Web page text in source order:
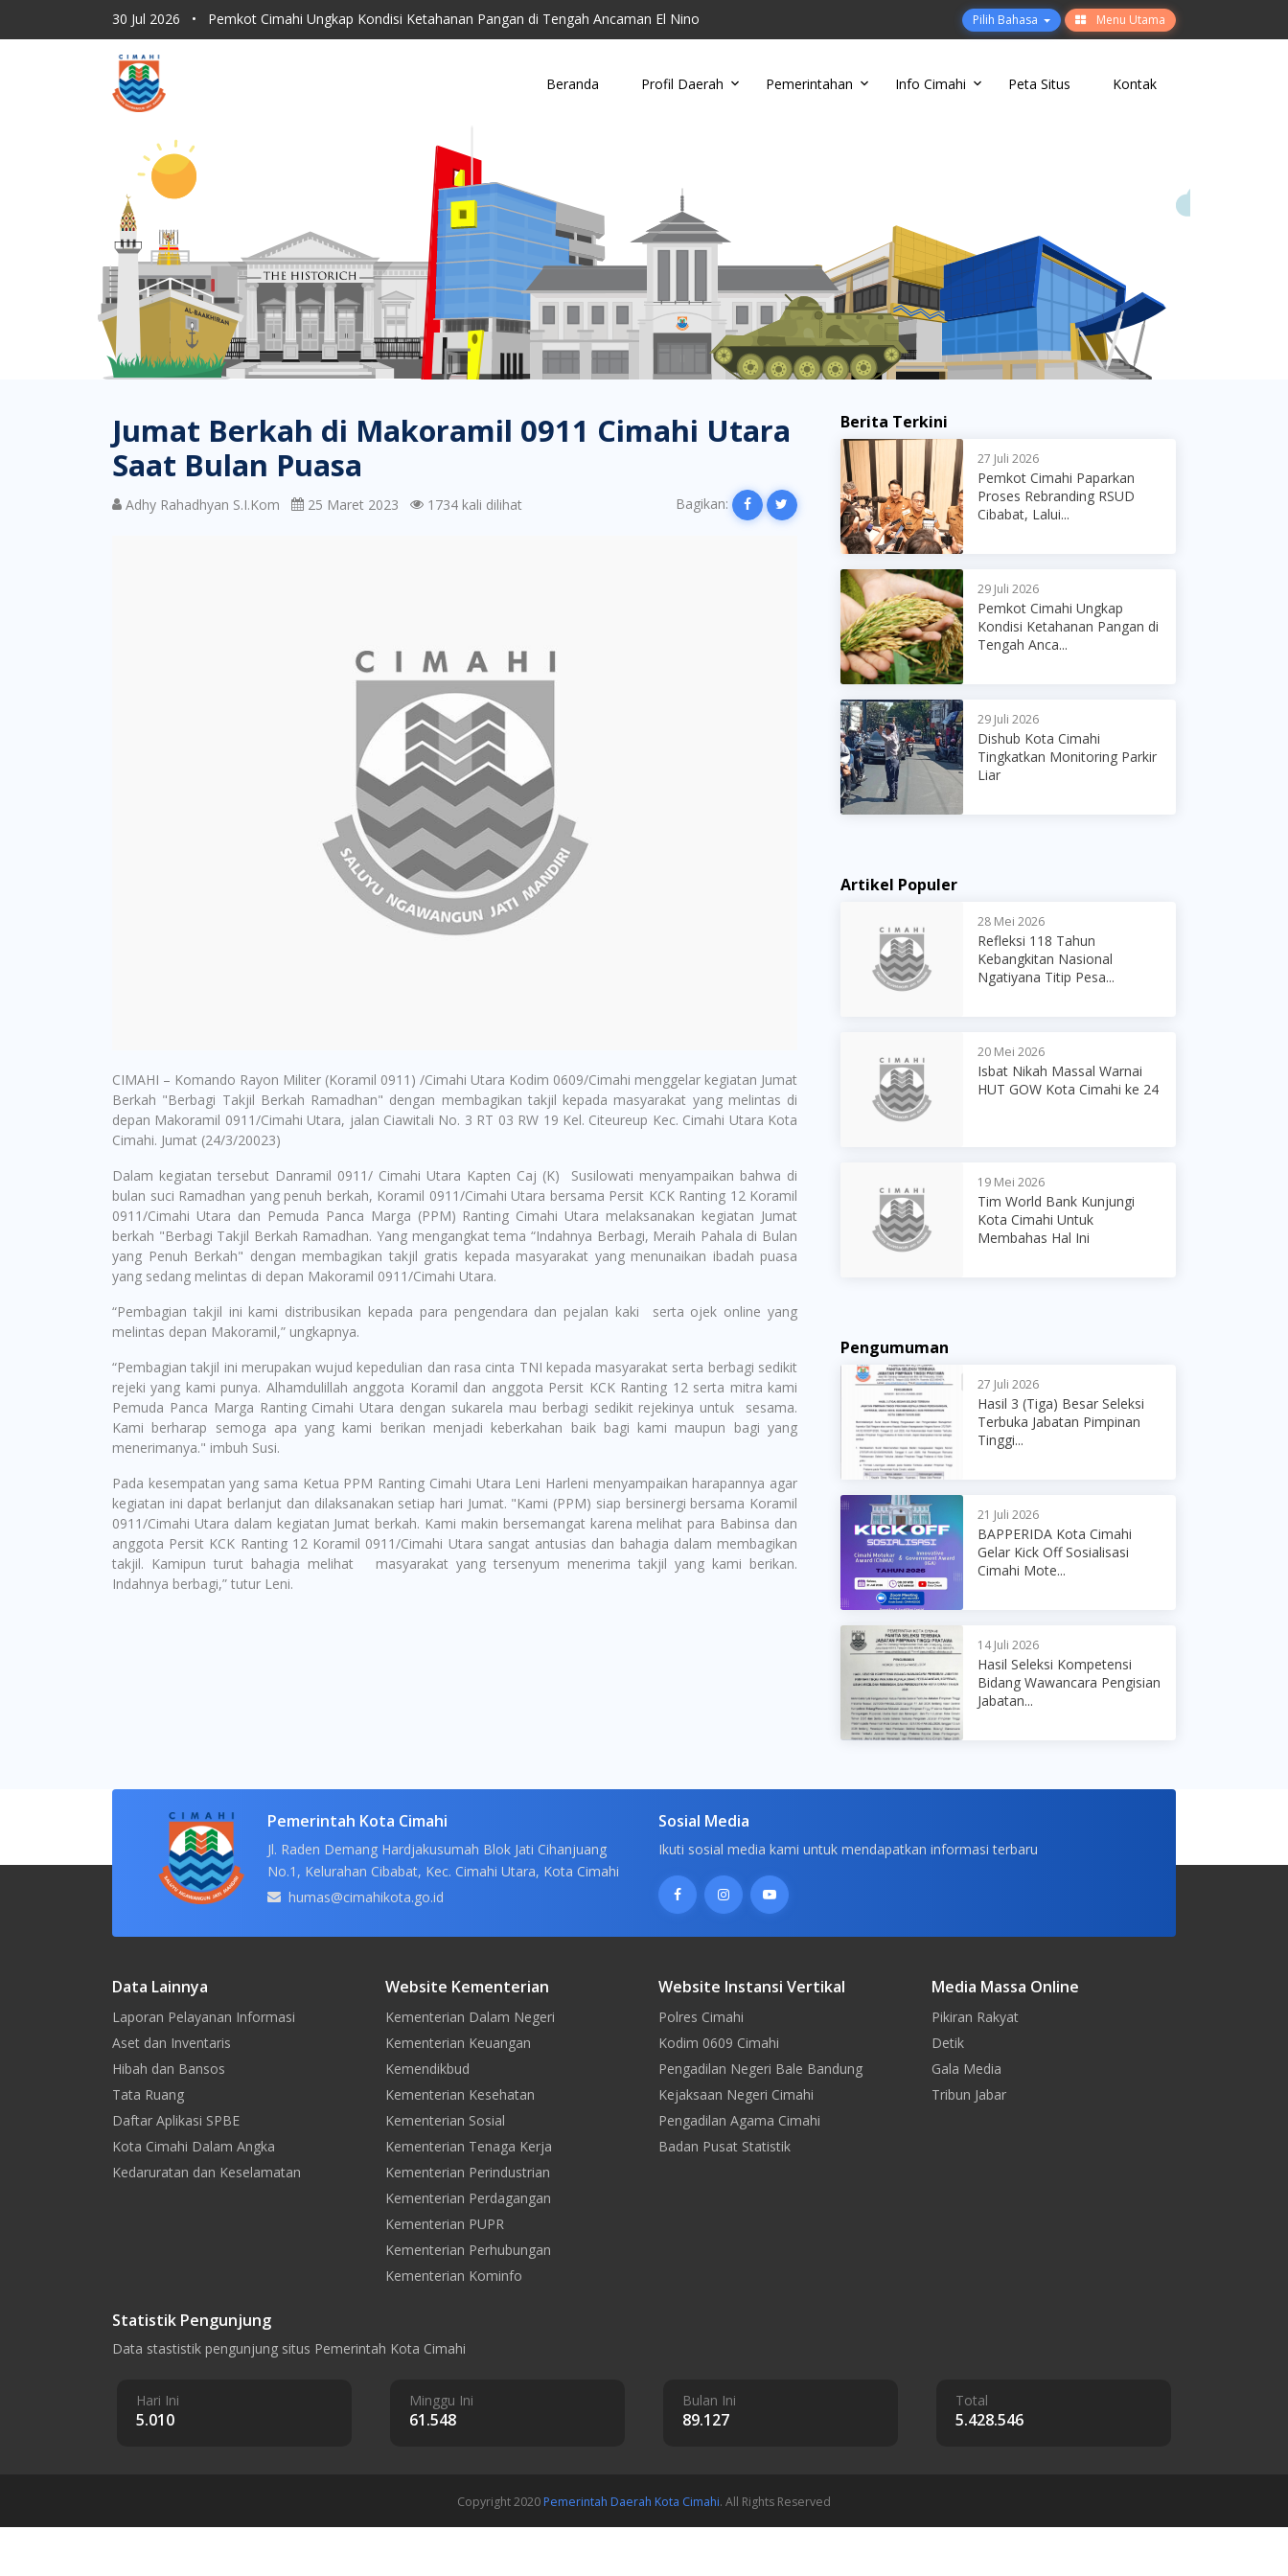
30 Jul 2026 •
Pemkot Cimahi Ungkap Kondisi Ketahanan Pangan di Tengah Ancaman El Nino
30 Jul 2026 • Dishub Kota Cimahi Tingkatkan Monitoring Parkir Liar
30 Jul 2026
30 Jul 2026
Lahan Kering Terbakar Saat Kemarau, Damkar Cimahi Minta Warga Tidak Buang Puntun...
30 Jul 2026
Pilih Bahasa Menu Utama
Beranda Profil Daerah Pemerintahan Info Cimahi Peta Situs Kontak
Jumat Berkah di Makoramil 0911 Cimahi Utara
Saat Bulan Puasa
Adhy Rahadhyan S.I.Kom 25 Maret 2023 1734 kali dilihat Bagikan:
CIMAHI – Komando Rayon Militer (Koramil 0911) /Cimahi Utara Kodim 0609/Cimahi menggelar kegiatan Jumat
Berkah "Berbagi Takjil Berkah Ramadhan" dengan membagikan takjil kepada masyarakat yang melintas di
depan Makoramil 0911/Cimahi Utara, jalan Ciawitali No. 3 RT 03 RW 19 Kel. Citeureup Kec. Cimahi Utara Kota
Cimahi. Jumat (24/3/20023)
Dalam kegiatan tersebut Danramil 0911/ Cimahi Utara Kapten Caj (K) Susilowati menyampaikan bahwa di
bulan suci Ramadhan yang penuh berkah, Koramil 0911/Cimahi Utara bersama Persit KCK Ranting 12 Koramil
0911/Cimahi Utara dan Pemuda Panca Marga (PPM) Ranting Cimahi Utara melaksanakan kegiatan Jumat
berkah "Berbagi Takjil Berkah Ramadhan. Yang mengangkat tema “Indahnya Berbagi, Meraih Pahala di Bulan
yang Penuh Berkah" dengan membagikan takjil gratis kepada masyarakat yang menunaikan ibadah puasa
yang sedang melintas di depan Makoramil 0911/Cimahi Utara.
“Pembagian takjil ini kami distribusikan kepada para pengendara dan pejalan kaki serta ojek online yang
melintas depan Makoramil,” ungkapnya.
“Pembagian takjil ini merupakan wujud kepedulian dan rasa cinta TNI kepada masyarakat serta berbagi sedikit
rejeki yang kami punya. Alhamdulillah anggota Koramil dan anggota Persit KCK Ranting 12 serta mitra kami
Pemuda Panca Marga Ranting Cimahi Utara dengan sukarela mau berbagi sedikit rejekinya untuk sesama.
Kami berharap semoga apa yang kami berikan menjadi keberkahan baik bagi kami maupun bagi yang
menerimanya." imbuh Susi.
Pada kesempatan yang sama Ketua PPM Ranting Cimahi Utara Leni Harleni menyampaikan harapannya agar
kegiatan ini dapat berlanjut dan dilaksanakan setiap hari Jumat. "Kami (PPM) siap bersinergi bersama Koramil
0911/Cimahi Utara dalam kegiatan Jumat berkah. Kami makin bersemangat karena melihat para Babinsa dan
anggota Persit KCK Ranting 12 Koramil 0911/Cimahi Utara sangat antusias dan bahagia dalam membagikan
takjil. Kamipun turut bahagia melihat masyarakat yang tersenyum menerima takjil yang kami berikan.
Indahnya berbagi,” tutur Leni.
Berita Terkini
27 Juli 2026
Pemkot Cimahi Paparkan
Proses Rebranding RSUD
Cibabat, Lalui...
29 Juli 2026
Pemkot Cimahi Ungkap
Kondisi Ketahanan Pangan di
Tengah Anca...
29 Juli 2026
Dishub Kota Cimahi
Tingkatkan Monitoring Parkir
Liar
Artikel Populer
28 Mei 2026
Refleksi 118 Tahun
Kebangkitan Nasional
Ngatiyana Titip Pesa...
20 Mei 2026
Isbat Nikah Massal Warnai
HUT GOW Kota Cimahi ke 24
19 Mei 2026
Tim World Bank Kunjungi
Kota Cimahi Untuk
Membahas Hal Ini
Pengumuman
27 Juli 2026
Hasil 3 (Tiga) Besar Seleksi
Terbuka Jabatan Pimpinan
Tinggi...
21 Juli 2026
BAPPERIDA Kota Cimahi
Gelar Kick Off Sosialisasi
Cimahi Mote...
14 Juli 2026
Hasil Seleksi Kompetensi
Bidang Wawancara Pengisian
Jabatan...
Pemerintah Kota Cimahi
Jl. Raden Demang Hardjakusumah Blok Jati Cihanjuang
No.1, Kelurahan Cibabat, Kec. Cimahi Utara, Kota Cimahi
humas@cimahikota.go.id
Sosial Media
Ikuti sosial media kami untuk mendapatkan informasi terbaru
Data Lainnya
Laporan Pelayanan Informasi
Aset dan Inventaris
Hibah dan Bansos
Tata Ruang
Daftar Aplikasi SPBE
Kota Cimahi Dalam Angka
Kedaruratan dan Keselamatan
Website Kementerian
Kementerian Dalam Negeri
Kementerian Keuangan
Kemendikbud
Kementerian Kesehatan
Kementerian Sosial
Kementerian Tenaga Kerja
Kementerian Perindustrian
Kementerian Perdagangan
Kementerian PUPR
Kementerian Perhubungan
Kementerian Kominfo
Website Instansi Vertikal
Polres Cimahi
Kodim 0609 Cimahi
Pengadilan Negeri Bale Bandung
Kejaksaan Negeri Cimahi
Pengadilan Agama Cimahi
Badan Pusat Statistik
Media Massa Online
Pikiran Rakyat
Detik
Gala Media
Tribun Jabar
Statistik Pengunjung
Data stastistik pengunjung situs Pemerintah Kota Cimahi
Hari Ini
5.010
Minggu Ini
61.548
Bulan Ini
89.127
Total
5.428.546
Copyright 2020 Pemerintah Daerah Kota Cimahi. All Rights Reserved